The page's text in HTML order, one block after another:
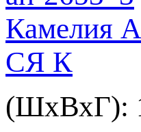
Камелия
СЯ К
(ШхВхГ):